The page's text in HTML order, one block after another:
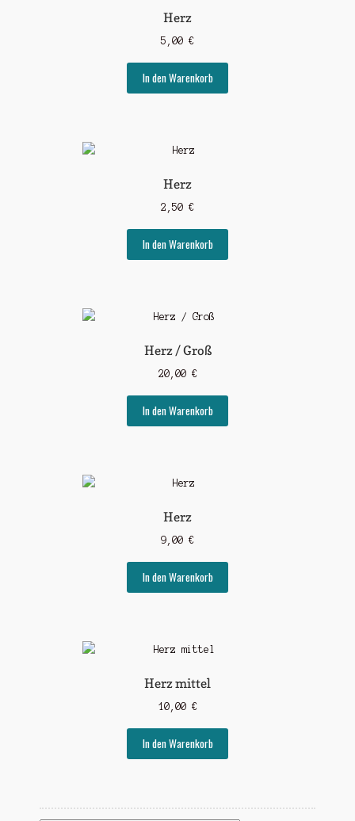
Herz
5,00 €
In den Warenkorb
Herz
2,50 €
In den Warenkorb
Herz / Groß
20,00 €
In den Warenkorb
Herz
9,00 €
In den Warenkorb
Herz mittel
10,00 €
In den Warenkorb